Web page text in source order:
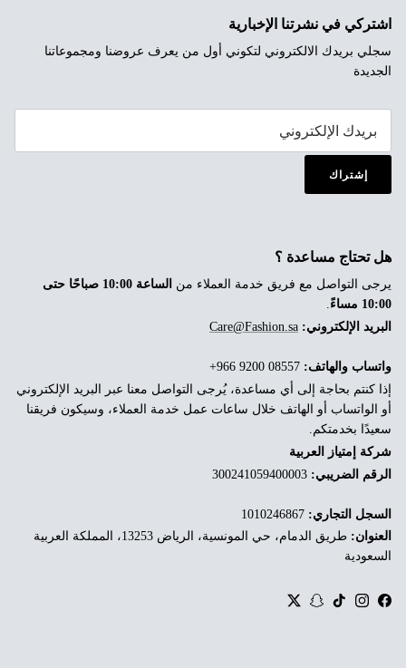
اشتركي في نشرتنا الإخبارية
سجلي بريدك الالكتروني لتكوني أول من يعرف عروضنا ومجموعاتنا
الجديدة
إشتراك
هل تحتاج مساعدة ؟
يرجى التواصل مع فريق خدمة العملاء من
الساعة 10:00 صباحًا حتى
10:00 مساءً
.
البريد الإلكتروني: Care@Fashion.sa
واتساب والهاتف:
إذا كنتم بحاجة إلى أي مساعدة، يُرجى التواصل معنا عبر البريد الإلكتروني
أو الواتساب أو الهاتف خلال ساعات عمل خدمة العملاء، وسيكون فريقنا
سعيدًا بخدمتكم.
شركة إمتياز العربية
الرقم الضريبي:
السجل التجاري:
العنوان:
طريق الدمام، حي المونسية، الرياض 13253، المملكة العربية
السعودية
Facebook
Instagram
TikTok
Snapchat
Twitter